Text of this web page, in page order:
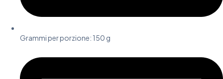
Grammi per porzione: 150 g​